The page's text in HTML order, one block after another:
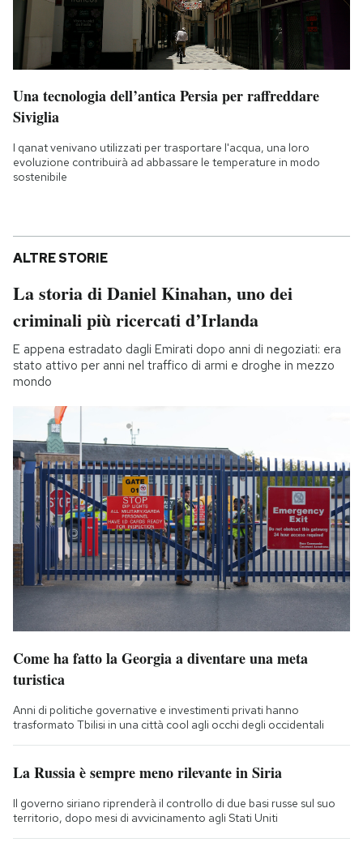
Una tecnologia dell’antica Persia per raffreddare
Siviglia
I qanat venivano utilizzati per trasportare l'acqua, una loro
evoluzione contribuirà ad abbassare le temperature in modo
sostenibile
ALTRE STORIE
La storia di Daniel Kinahan, uno dei
criminali più ricercati d’Irlanda
E appena estradato dagli Emirati dopo anni di negoziati: era
stato attivo per anni nel traffico di armi e droghe in mezzo
mondo
Come ha fatto la Georgia a diventare una meta
turistica
Anni di politiche governative e investimenti privati hanno
trasformato Tbilisi in una città cool agli occhi degli occidentali
La Russia è sempre meno rilevante in Siria
Il governo siriano riprenderà il controllo di due basi russe sul suo
territorio, dopo mesi di avvicinamento agli Stati Uniti